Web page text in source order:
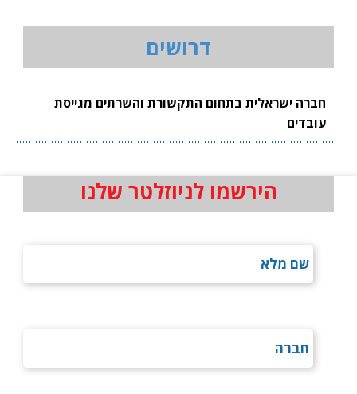
דרושים
חברה ישראלית בתחום התקשורת והשרתים מגייסת
עובדים
הירשמו לניוזלטר שלנו